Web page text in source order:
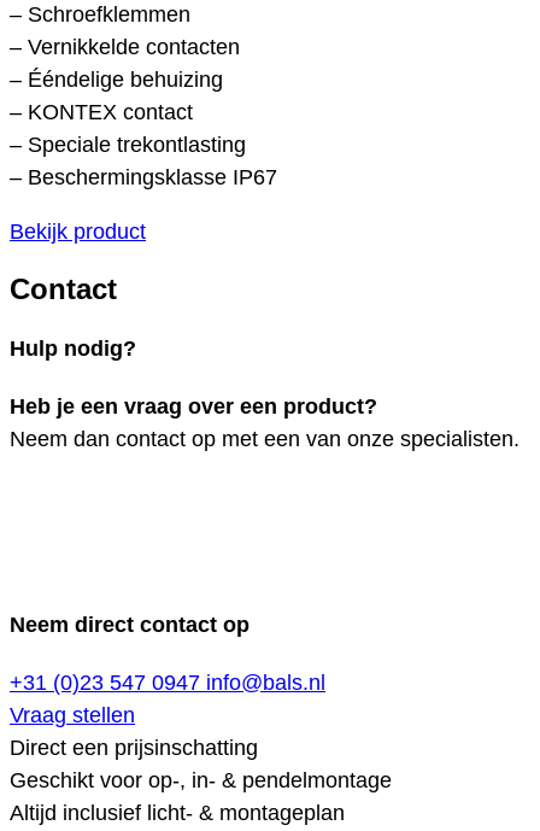
– Schroefklemmen
– Vernikkelde contacten
– Ééndelige behuizing
– KONTEX contact
– Speciale trekontlasting
– Beschermingsklasse IP67
Bekijk product
Contact
Hulp nodig?
Heb je een vraag over een product?
Neem dan contact op met een van onze specialisten.
Neem direct contact op
+31 (0)23 547 0947 info@bals.nl
Vraag stellen
Direct een prijsinschatting
Geschikt voor op-, in- & pendelmontage
Altijd inclusief licht- & montageplan